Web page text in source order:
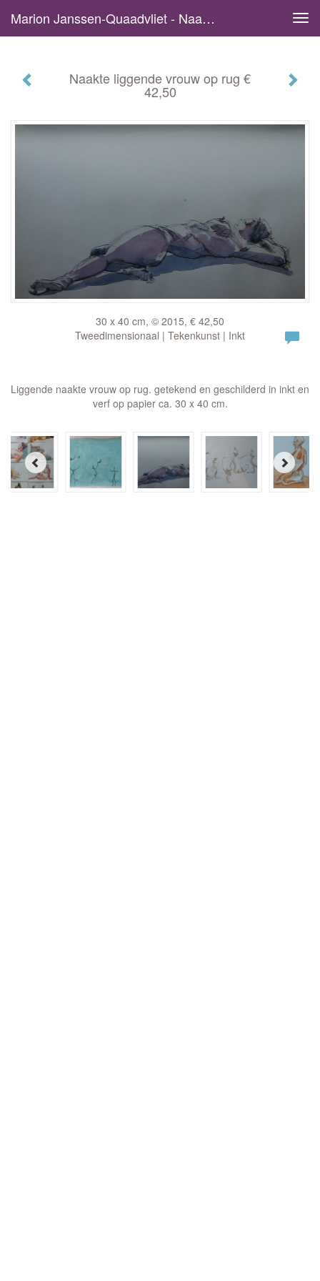
Marion Janssen-Quaadvliet - Naakte Liggende Vrouw Op Rug € 42,50
Naakte liggende vrouw op rug €
42,50
30 x 40 cm, © 2015, € 42,50
Tweedimensionaal | Tekenkunst | Inkt
Liggende naakte vrouw op rug. getekend en geschilderd in inkt en
verf op papier ca. 30 x 40 cm.